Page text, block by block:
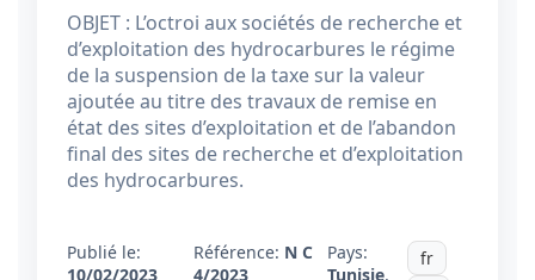
OBJET : L’octroi aux sociétés de recherche et
d’exploitation des hydrocarbures le régime
de la suspension de la taxe sur la valeur
ajoutée au titre des travaux de remise en
état des sites d’exploitation et de l’abandon
final des sites de recherche et d’exploitation
des hydrocarbures.
Publié le:
10/02/2023
Référence: N C
4/2023
Pays:
Tunisie,
fr